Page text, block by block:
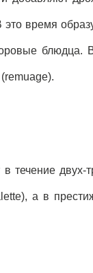
время
блюдца.
течение двух-
а в